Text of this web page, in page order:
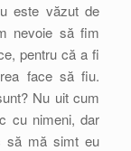
este văzut de
nevoie să fim
pentru că a fi
face să fiu.
Nu uit cum
cu nimeni, dar
să mă simt eu